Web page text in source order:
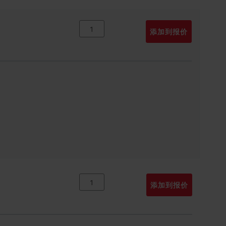
添加到报价
添加到报价